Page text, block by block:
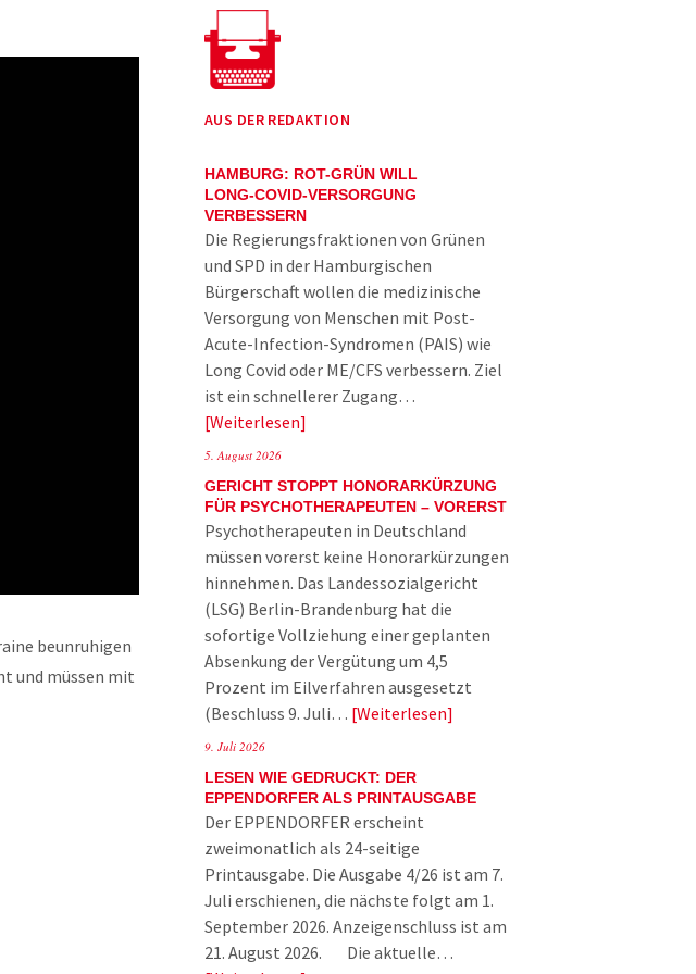
beunruhigen
und müssen mit
AUS DER REDAKTION
HAMBURG: ROT-GRÜN WILL
LONG-COVID-VERSORGUNG
VERBESSERN
Die Regierungsfraktionen von Grünen
und SPD in der Hamburgischen
Bürgerschaft wollen die medizinische
Versorgung von Menschen mit Post-
Acute-Infection-Syndromen (PAIS) wie
Long Covid oder ME/CFS verbessern. Ziel
ist ein schnellerer Zugang…
Weiterlesen
5. August 2026
GERICHT STOPPT HONORARKÜRZUNG
FÜR PSYCHOTHERAPEUTEN – VORERST
Psychotherapeuten in Deutschland
müssen vorerst keine Honorarkürzungen
hinnehmen. Das Landessozialgericht
(LSG) Berlin-Brandenburg hat die
sofortige Vollziehung einer geplanten
Absenkung der Vergütung um 4,5
Prozent im Eilverfahren ausgesetzt
(Beschluss 9. Juli… Weiterlesen
9. Juli 2026
LESEN WIE GEDRUCKT: DER
EPPENDORFER ALS PRINTAUSGABE
Der EPPENDORFER erscheint
zweimonatlich als 24-seitige
Printausgabe. Die Ausgabe 4/26 ist am 7.
Juli erschienen, die nächste folgt am 1.
September 2026. Anzeigenschluss ist am
21. August 2026. Die aktuelle…